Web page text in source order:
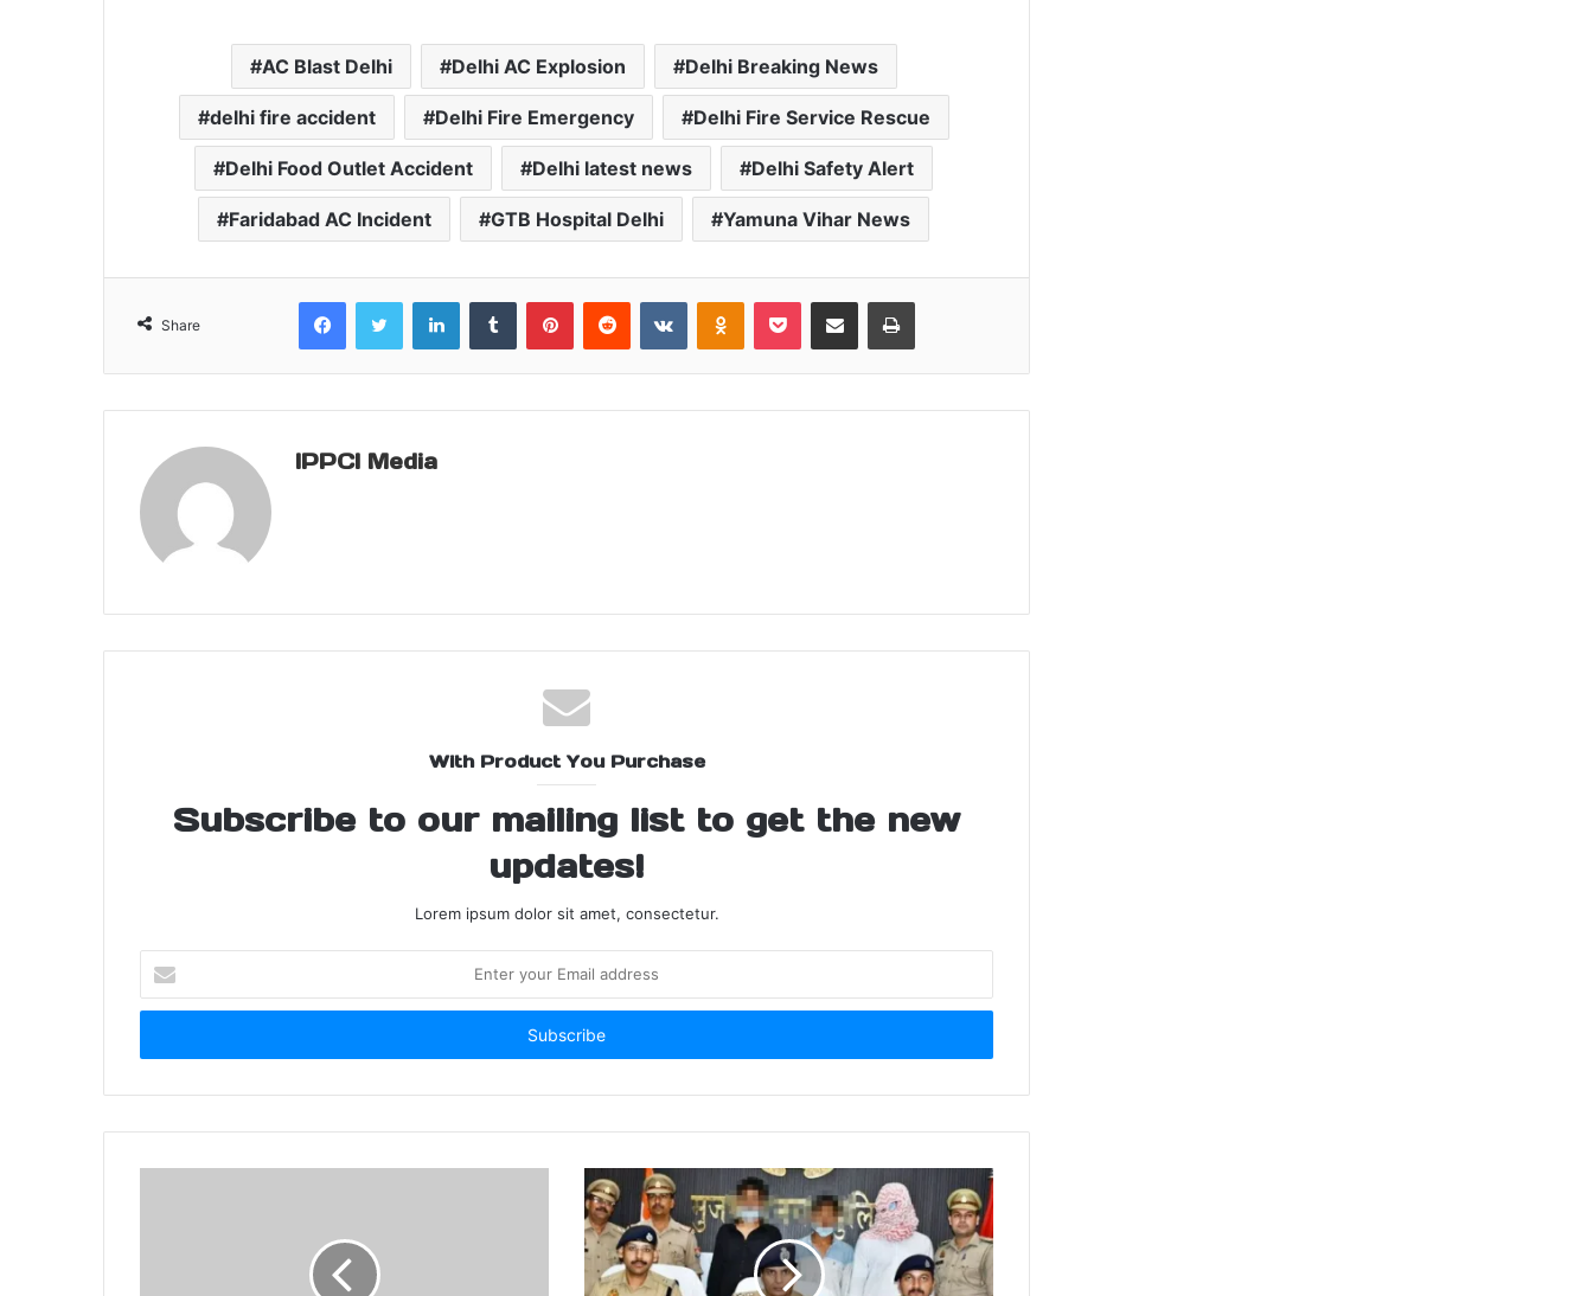
AC Blast Delhi Delhi AC Explosion Delhi Breaking News
delhi fire accident Delhi Fire Emergency Delhi Fire Service Rescue
Delhi Food Outlet Accident Delhi latest news Delhi Safety Alert
Faridabad AC Incident GTB Hospital Delhi Yamuna Vihar News
Share
FacebookTwitter LinkedInTumblr PinterestReddit VKontakteOdnoklassniki
Pocket Share via Email Print
IPPCI Media
With Product You Purchase
Subscribe to our mailing list to get the new
updates!
Lorem ipsum dolor sit amet, consectetur.
your
Email